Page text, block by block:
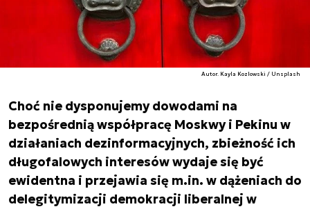
Autor. Kayla Kozlowski / Unsplash
Choć nie dysponujemy dowodami na
bezpośrednią współpracę Moskwy i Pekinu w
działaniach dezinformacyjnych, zbieżność ich
długofalowych interesów wydaje się być
ewidentna i przejawia się m.in. w dążeniach do
delegitymizacji demokracji liberalnej w